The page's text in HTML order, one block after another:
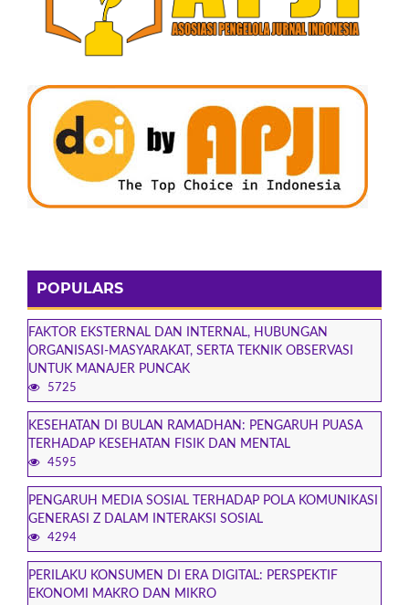
POPULARS
FAKTOR EKSTERNAL DAN INTERNAL, HUBUNGAN
ORGANISASI-MASYARAKAT, SERTA TEKNIK OBSERVASI
UNTUK MANAJER PUNCAK
5725
KESEHATAN DI BULAN RAMADHAN: PENGARUH PUASA
TERHADAP KESEHATAN FISIK DAN MENTAL
4595
PENGARUH MEDIA SOSIAL TERHADAP POLA KOMUNIKASI
GENERASI Z DALAM INTERAKSI SOSIAL
4294
PERILAKU KONSUMEN DI ERA DIGITAL: PERSPEKTIF
EKONOMI MAKRO DAN MIKRO